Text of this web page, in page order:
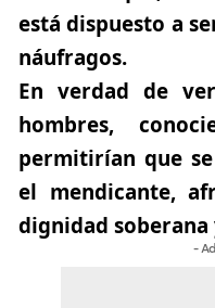
está dispuesto a
náufragos.
En verdad de
hombres,
permitirían que
el mendicante,
dignidad
-